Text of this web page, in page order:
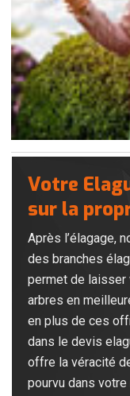
Votre
sur la
Après l’élagage,
des branches
permet de laisser
arbres en
en plus de ces
dans le devis
offre la véracité
pourvu dans